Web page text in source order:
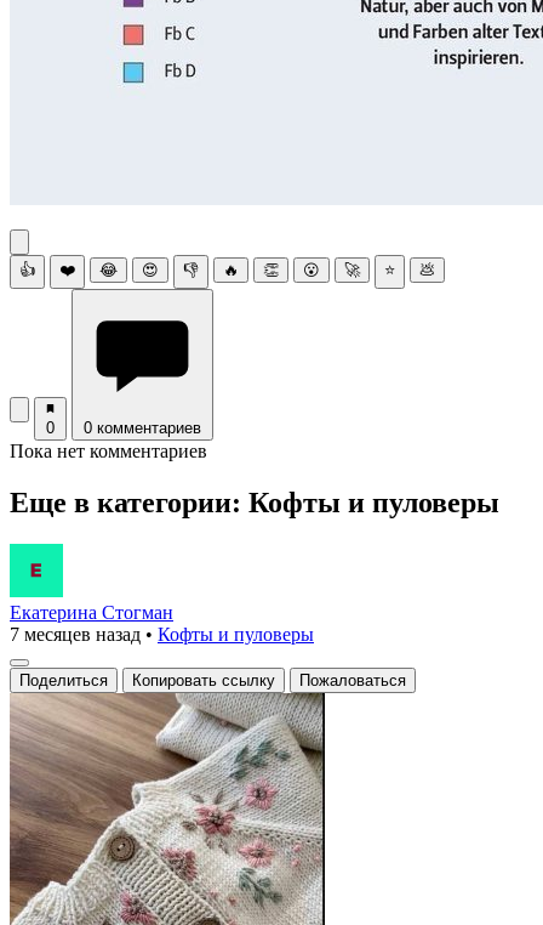
👍 ❤️ 😂 😍 👎 🔥 👏 😮 🚀 ⭐ 💩
0 0 комментариев
Пока нет комментариев
Еще в категории: Кофты и пуловеры
Екатерина Стогман
7 месяцев назад • Кофты и пуловеры
Поделиться Копировать ссылку Пожаловаться